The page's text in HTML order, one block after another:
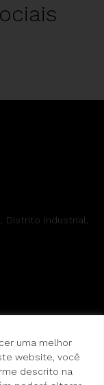
uma melhor
website, você
descrito na
Distrito Industrial,